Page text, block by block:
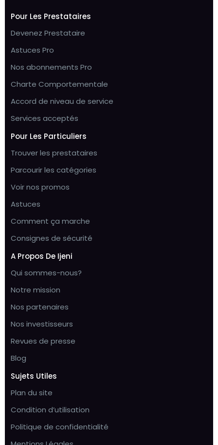
Pour Les Prestataires
Devenez Prestataire
Astuces Pro
Nos abonnements Pro
Charte Comportementale
Accord de niveau de service
Services acceptés
Pour Les Particuliers
Trouver les prestataires
Parcourir les catégories
Voir nos promos
Astuces
Comment ça marche
Consignes de sécurité
A Propos De Ijeni
Qui sommes-nous?
Notre mission
Nos partenaires
Nos investisseurs
Revues de presse
Blog
Sujets Utiles
Plan du site
Condition d’utilisation
Politique de confidentialité